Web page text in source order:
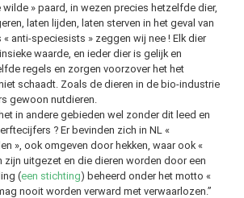
» paard, in wezen precies hetzelfde dier,
laten lijden, laten sterven in het geval van
« anti-speciesists » zeggen wij nee ! Elk dier
waarde, en ieder dier is gelijk en
regels en zorgen voorzover het het
schaadt. Zoals de dieren in de bio-industrie
gewoon nutdieren.
in andere gebieden wel zonder dit leed en
? Er bevinden zich in NL «
», ook omgeven door hekken, waar ook «
zijn uitgezet en die dieren worden door een
(een stichting) beheerd onder het motto «
nooit worden verward met verwaarlozen.”